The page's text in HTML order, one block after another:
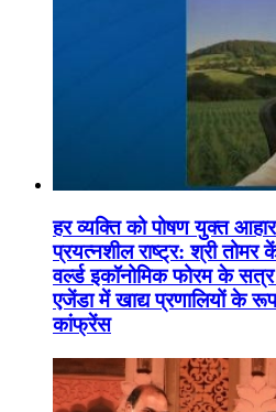
हर व्यक्ति को पोषण युक्त
प्रयत्नशील राष्ट्र: श्री तोमर
वर्ल्ड इकॉनोमिक फोरम के सत्र
एजेंडा में खाद्य प्रणालियों के
कांफ्रेंस